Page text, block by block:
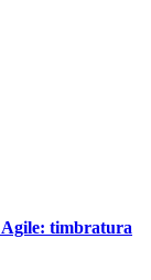
Agile: timbratura